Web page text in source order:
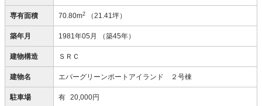
専有面積 70.80m2 （21.41坪）
築年月 1981年05月 （築45年）
建物構造 ＳＲＣ
建物名 エバーグリーンポートアイランド ２号棟
駐車場 有 20,000円